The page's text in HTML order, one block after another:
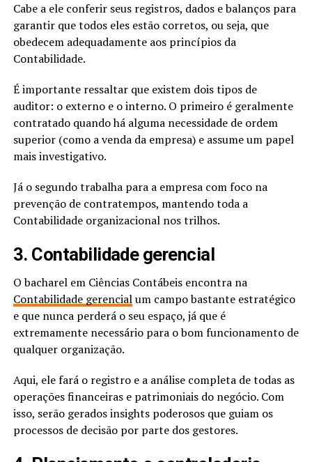
Cabe a ele conferir seus registros, dados e balanços para
garantir que todos eles estão corretos, ou seja, que
obedecem adequadamente aos princípios da
Contabilidade.
É importante ressaltar que existem dois tipos de
auditor: o externo e o interno. O primeiro é geralmente
contratado quando há alguma necessidade de ordem
superior (como a venda da empresa) e assume um papel
mais investigativo.
Já o segundo trabalha para a empresa com foco na
prevenção de contratempos, mantendo toda a
Contabilidade organizacional nos trilhos.
3. Contabilidade gerencial
O bacharel em Ciências Contábeis encontra na
Contabilidade gerencialum campo bastante estratégico
e que nunca perderá o seu espaço, já que é
extremamente necessário para o bom funcionamento de
qualquer organização.
Aqui, ele fará o registro e a análise completa de todas as
operações financeiras e patrimoniais do negócio. Com
isso, serão gerados insights poderosos que guiam os
processos de decisão por parte dos gestores.